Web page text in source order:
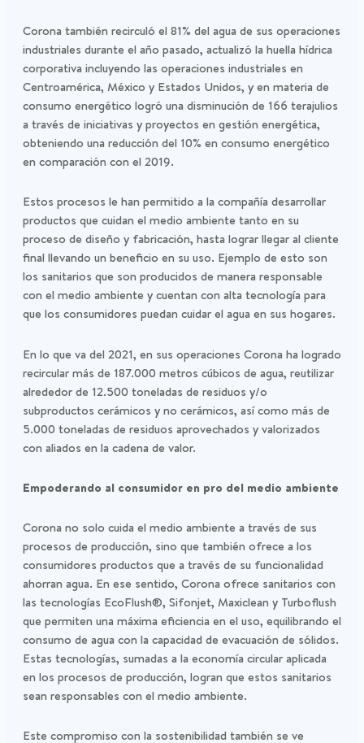
Corona también recirculó el 81% del agua de sus operaciones
industriales durante el año pasado, actualizó la huella hídrica
corporativa incluyendo las operaciones industriales en
Centroamérica, México y Estados Unidos, y en materia de
consumo energético logró una disminución de 166 terajulios
a través de iniciativas y proyectos en gestión energética,
obteniendo una reducción del 10% en consumo energético
en comparación con el 2019.
Estos procesos le han permitido a la compañía desarrollar
productos que cuidan el medio ambiente tanto en su
proceso de diseño y fabricación, hasta lograr llegar al cliente
final llevando un beneficio en su uso. Ejemplo de esto son
los sanitarios que son producidos de manera responsable
con el medio ambiente y cuentan con alta tecnología para
que los consumidores puedan cuidar el agua en sus hogares.
En lo que va del 2021, en sus operaciones Corona ha logrado
recircular más de 187.000 metros cúbicos de agua, reutilizar
alrededor de 12.500 toneladas de residuos y/o
subproductos cerámicos y no cerámicos, así como más de
5.000 toneladas de residuos aprovechados y valorizados
con aliados en la cadena de valor.
Empoderando al consumidor en pro del medio ambiente
Corona no solo cuida el medio ambiente a través de sus
procesos de producción, sino que también ofrece a los
consumidores productos que a través de su funcionalidad
ahorran agua. En ese sentido, Corona ofrece sanitarios con
las tecnologías EcoFlush®, Sifonjet, Maxiclean y Turboflush
que permiten una máxima eficiencia en el uso, equilibrando el
consumo de agua con la capacidad de evacuación de sólidos.
Estas tecnologías, sumadas a la economía circular aplicada
en los procesos de producción, logran que estos sanitarios
sean responsables con el medio ambiente.
Este compromiso con la sostenibilidad también se ve